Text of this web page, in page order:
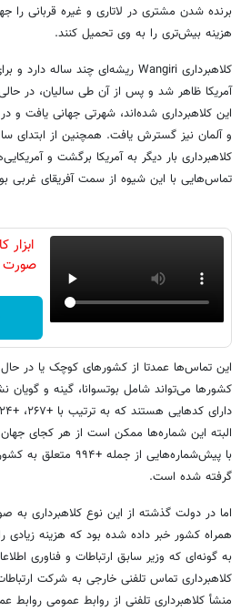
برنده شدن مشتری در لاتاری و غیره قربانی
هزینه بیش‌تری را به وی تحمیل کنند.
آمریکا ظاهر شد و پس از آن طی سالیان، در حالی
این کلاهبرداری شده‌اند، شهرتی جهانی یافت و در
کلاهبرداری بار دیگر به آمریکا برگشت و
تماس‌هایی با این شیوه از سمت آفریقای غربی
صورت
این تماس‌ها عمدتا از کشورهای کوچک یا در
کشورها می‌تواند شامل بوتسوانا، گینه و
البته این شماره‌ها ممکن است از هر کجای
با پیش‌شماره‌هایی از
گرفته شده است.
اما در دولت گذشته از این نوع کلاهبرداری به
همراه کشور خبر داده شده بود که هزینه زیادی
به گونه‌ای که وزیر سابق ارتباطات و فناوری
کلاهبرداری تماس تلفنی خارجی به شرکت
منشأ کلاهبرداری تلفنی از روابط عمومی روابط